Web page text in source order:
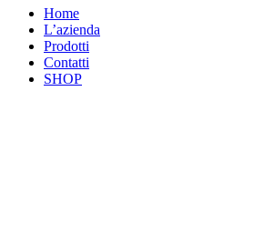
Home
L’azienda
Prodotti
Contatti
SHOP